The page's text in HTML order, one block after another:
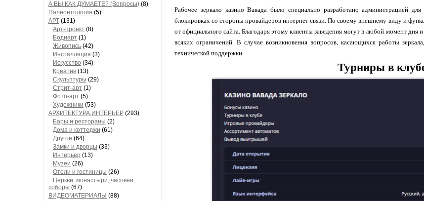
А ВЫ КАК ДУМАЕТЕ? (Вопросы) (8)
Палеонтология (5)
АРТ (131)
Арт-проект (8)
Бодиарт (1)
Живопись (42)
Инсталляция (3)
Искусство (34)
Креатив (13)
Скульптуры (29)
Стрит-арт (1)
Фото-арт (5)
Художники (53)
АРХИТЕКТУРА,ИНТЕРЬЕР (293)
Бары и рестораны (2)
Дома и коттеджи (61)
Другое (64)
Замки и дворцы (33)
Интерьер (13)
Музеи (26)
Отели и гостиницы (26)
Церкви, монастыри, часовни,
соборы (67)
ВИДЕОМАТЕРИАЛЫ (88)
Рабочее зеркало казино Вавада было специально разработано администрацией
блокировках со стороны провайдеров интернет связи. По своему внешнему виду и
от официального сайта. Благодаря этому клиенты заведения могут в любой момент дня
всяких ограничений. В случае возникновения вопросов, касающихся работы
технической поддержки.
Турниры в